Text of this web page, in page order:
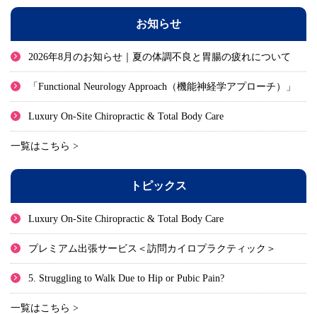
お知らせ
2026年8月のお知らせ｜夏の体調不良と胃腸の疲れについて
「Functional Neurology Approach（機能神経学アプローチ）」
Luxury On-Site Chiropractic & Total Body Care
一覧はこちら >
トピックス
Luxury On-Site Chiropractic & Total Body Care
プレミアム出張サービス＜訪問カイロプラクティック＞
5. Struggling to Walk Due to Hip or Pubic Pain?
一覧はこちら >